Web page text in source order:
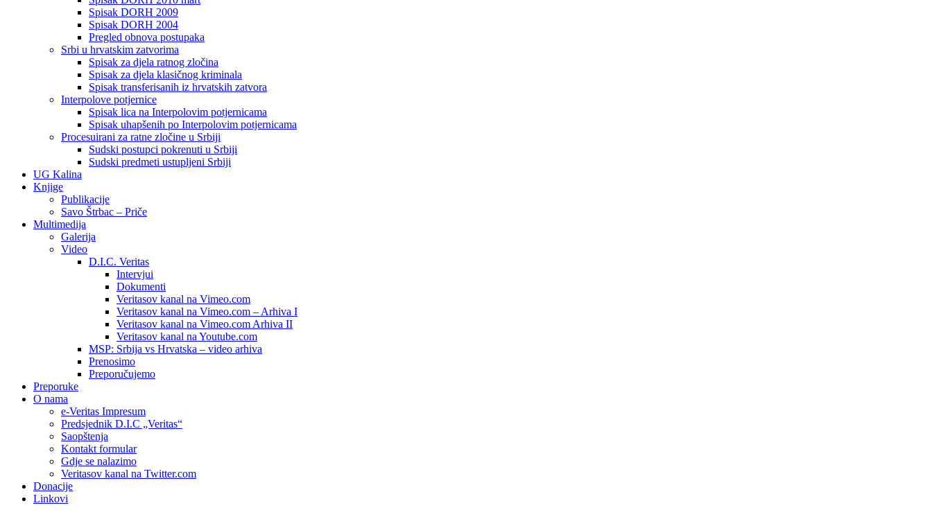
Spisak DORH 2009
Spisak DORH 2004
Pregled obnova postupaka
Srbi u hrvatskim zatvorima
Spisak za djela ratnog zločina
Spisak za djela klasičnog kriminala
Spisak transferisanih iz hrvatskih zatvora
Interpolove potjernice
Spisak lica na Interpolovim potjernicama
Spisak uhapšenih po Interpolovim potjernicama
Procesuirani za ratne zločine u Srbiji
Sudski postupci pokrenuti u Srbiji
Sudski predmeti ustupljeni Srbiji
UG Kalina
Knjige
Publikacije
Savo Štrbac – Priče
Multimedija
Galerija
Video
D.I.C. Veritas
Intervjui
Dokumenti
Veritasov kanal na Vimeo.com
Veritasov kanal na Vimeo.com – Arhiva I
Veritasov kanal na Vimeo.com Arhiva II
Veritasov kanal na Youtube.com
MSP: Srbija vs Hrvatska – video arhiva
Prenosimo
Preporučujemo
Preporuke
O nama
e-Veritas Impresum
Predsjednik D.I.C „Veritas“
Saopštenja
Kontakt formular
Gdje se nalazimo
Veritasov kanal na Twitter.com
Donacije
Linkovi